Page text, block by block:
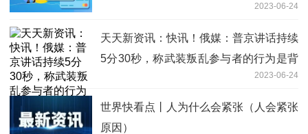
2023-06-24
天天新资讯：快讯！俄媒：普京讲话持续
5分30秒，称武装叛乱参与者的行为是背
2023-06-24
世界快看点丨人为什么会紧张（人会紧张
原因）